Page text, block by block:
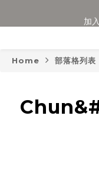
Home 部落格列表